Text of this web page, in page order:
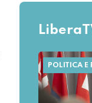
POLITICA E